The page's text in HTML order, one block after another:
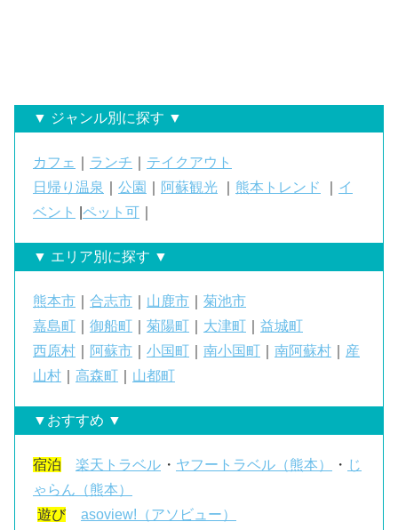
▼ ジャンル別に探す ▼
カフェ ランチ
テイクアウト
日帰り温泉
公園 阿蘇観光 熊本トレンド
イ
ベント
ペット可
▼ エリア別に探す ▼
熊本市 合志市 山鹿市
菊池市
嘉島町
御船町 菊陽町 大津町
益城町
西原村
阿蘇市 小国町 南小国町 南阿蘇村
産
山村
高森町 山都町
▼おすすめ ▼
宿泊 楽天トラベル ・ ヤフートラベル（熊本） ・ じ
ゃらん（熊本）
遊び
asoview!（アソビュー）